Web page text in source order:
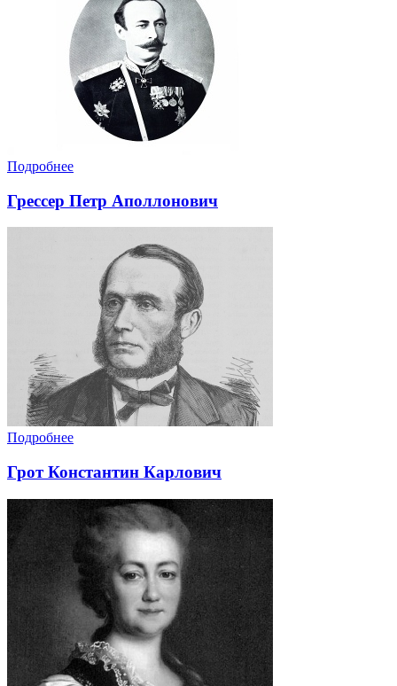
Подробнее
Грессер Петр Аполлонович
Подробнее
Грот Константин Карлович